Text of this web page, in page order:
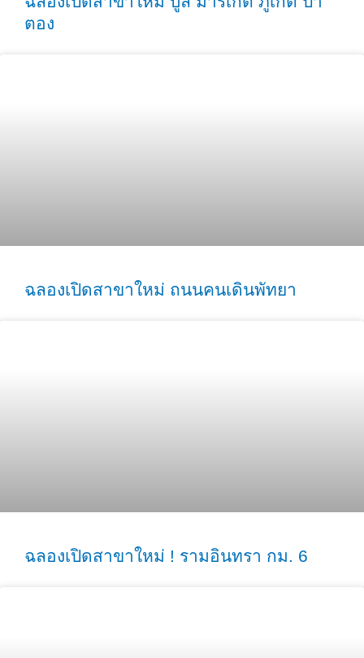
ตอง
ฉลองเปิดสาขาใหม่ ถนนคนเดินพัทยา
ฉลองเปิดสาขาใหม่ ! รามอินทรา กม. 6